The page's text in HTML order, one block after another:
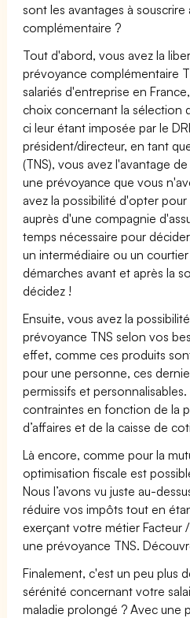
sont les avantages à
complémentaire ?
Tout d'abord, vous avez la
prévoyance complémentaire
salariés d'entreprise en
choix concernant la sélection
ci leur étant imposée par le
président/directeur, en tant
(TNS), vous avez l'avantage
une prévoyance que vous
avez la possibilité d'opter
auprès d'une compagnie
temps nécessaire pour
un intermédiaire ou un
démarches avant et après la
décidez !
Ensuite, vous avez la
prévoyance TNS selon vos
effet, comme ces produits
pour une personne, ces
permissifs et
contraintes en fonction de la
d’affaires et de la caisse de
Là encore, comme pour la
optimisation fiscale est
Nous l’avons vu juste au-
réduire vos impôts tout en
exerçant votre métier Facteur
une prévoyance TNS.
Finalement, c'est un peu plus
sérénité concernant votre
maladie prolongé ? Avec une